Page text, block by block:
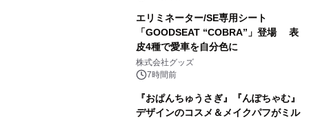
エリミネーター/SE専用シート
「GOODSEAT “COBRA”」登場 表
皮4種で愛車を自分色に
株式会社グッズ
7時間前
『おぱんちゅうさぎ』『んぽちゃむ』
デザインのコスメ＆メイクパフがミル